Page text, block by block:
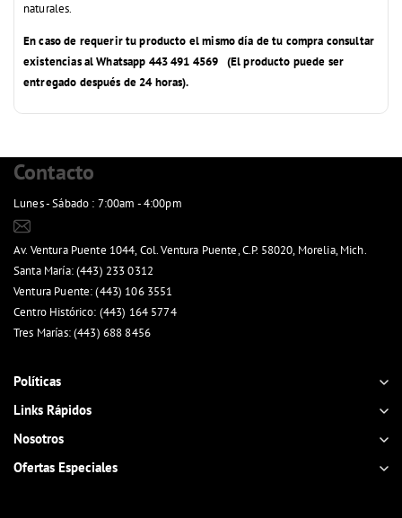
naturales.
En caso de requerir tu producto el mismo día de tu compra consultar
existencias al Whatsapp 443 491 4569 (El producto puede ser
entregado después de 24 horas).
Contacto
Lunes - Sábado : 7:00am - 4:00pm
Av. Ventura Puente 1044, Col. Ventura Puente, C.P. 58020, Morelia, Mich.
Santa María: (443) 233 0312
Ventura Puente: (443) 106 3551
Centro Histórico: (443) 164 5774
Tres Marías: (443) 688 8456
Políticas
Links Rápidos
Nosotros
Ofertas Especiales